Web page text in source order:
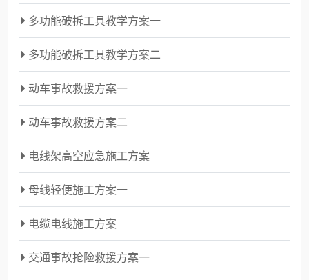
多功能破拆工具教学方案一
多功能破拆工具教学方案二
动车事故救援方案一
动车事故救援方案二
电线架高空应急施工方案
母线轻便施工方案一
电缆电线施工方案
交通事故抢险救援方案一